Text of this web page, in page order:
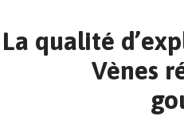
La qualité
Vènes